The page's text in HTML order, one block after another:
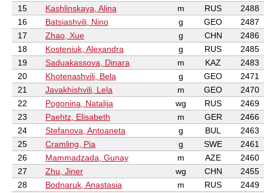
15
Kashlinskaya, Alina m RUS
2488
16
Batsiashvili, Nino g GEO
2487
17
Zhao, Xue g CHN
2486
18
Kosteniuk, Alexandra g RUS
2485
19
Saduakassova, Dinara m KAZ
2483
20
Khotenashvili, Bela g GEO
2471
21
Javakhishvili, Lela m GEO
2470
22
Pogonina, Natalija wg RUS
2469
23
Paehtz, Elisabeth m GER
2466
24
Stefanova, Antoaneta g BUL
2463
25
Cramling, Pia g SWE
2461
26
Mammadzada, Gunay m AZE
2460
27
Zhu, Jiner wg CHN
2455
28
Bodnaruk, Anastasia m RUS
2449